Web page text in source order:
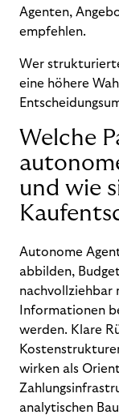
Agenten,
empfehlen.
Wer
eine höhere
Welche
und wie
Autonome
abbilden,
nachvollziehbar
Informationen
werden. Klare
wirken als
analytischen